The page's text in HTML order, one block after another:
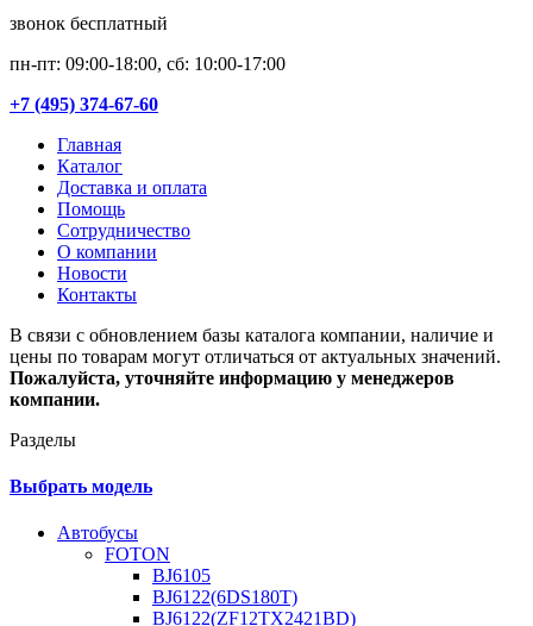
звонок бесплатный
пн-пт: 09:00-18:00, сб: 10:00-17:00
+7 (495) 374-67-60
Главная
Каталог
Доставка и оплата
Помощь
Сотрудничество
О компании
Новости
Контакты
В связи с обновлением базы каталога компании, наличие и
цены по товарам могут отличаться от актуальных значений.
Пожалуйста, уточняйте информацию у менеджеров
компании.
Разделы
Выбрать модель
Автобусы
FOTON
BJ6105
BJ6122(6DS180T)
BJ6122(ZF12TX2421BD)